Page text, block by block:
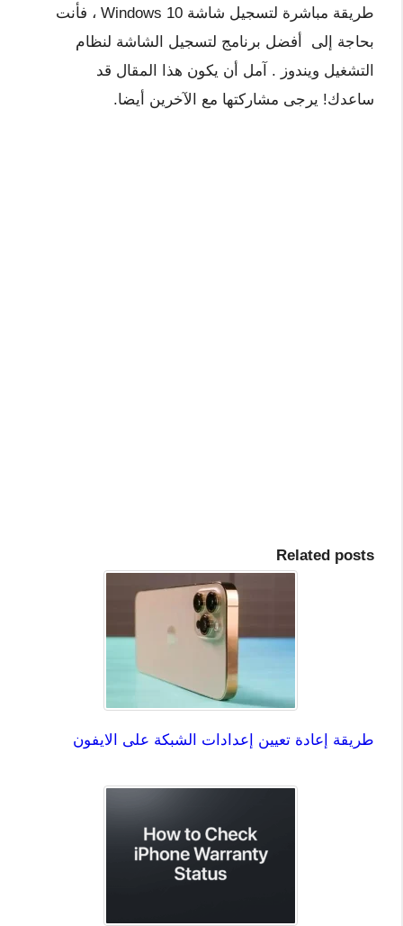
طريقة مباشرة لتسجيل شاشة Windows 10 ، فأنت
بحاجة إلى أفضل برنامج لتسجيل الشاشة لنظام
التشغيل ويندوز . آمل أن يكون هذا المقال قد
ساعدك! يرجى مشاركتها مع الآخرين أيضا.
Related posts
طريقة إعادة تعيين إعدادات الشبكة على الايفون